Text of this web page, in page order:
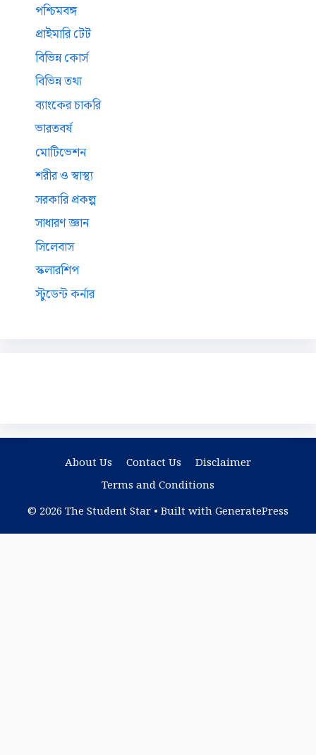
পশ্চিমবঙ্গ
প্রাইমারি টেট
বিভিন্ন কোর্স
বিভিন্ন তথ্য
ব্যাংকের চাকরি
ভারতবর্ষ
মোটিভেশন
শরীর ও স্বাস্থ্য
সরকারি প্রকল্প
সাধারণ জ্ঞান
সিলেবাস
স্কলারশিপ
স্টুডেন্ট কর্নার
About Us Contact Us
Disclaimer
Terms and Conditions
© 2026 The Student Star • Built withGeneratePress